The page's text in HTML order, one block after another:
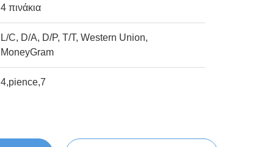
4 πινάκια
L/C, D/A, D/P, T/T, Western Union,
MoneyGram
4,pience,7